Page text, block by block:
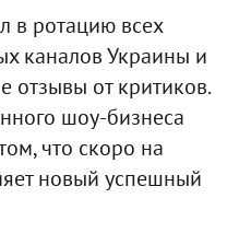
в ротацию всех
каналов Украины и
отзывы от критиков.
шоу-бизнеса
что скоро на
новый успешный